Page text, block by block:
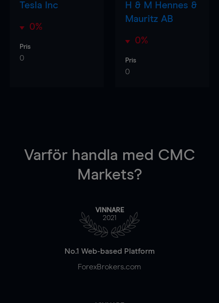
Tesla Inc
0%
Pris
0
H & M Hennes &
Mauritz AB
0%
Pris
0
Varför handla med CMC
Markets?
VINNARE
2021
No.1 Web-based Platform
ForexBrokers.com